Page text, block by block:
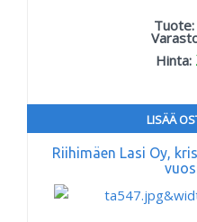
Tuote:
Hinta:
LISÄÄ
Riihimäen Lasi Oy,